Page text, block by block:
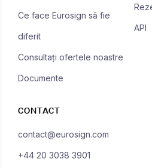
Ce face Eurosign să fie
diferit
Consultați ofertele noastre
Documente
API
CONTACT
contact@eurosign.com
+44 20 3038 3901